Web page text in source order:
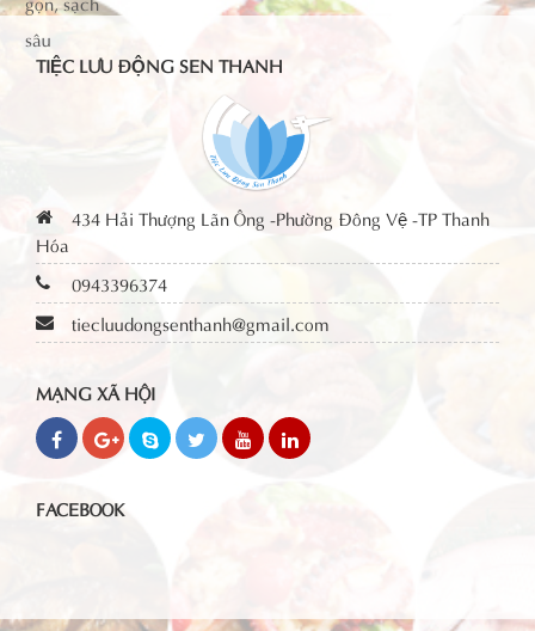
TIỆC LƯU ĐỘNG SEN THANH
434 Hải Thượng Lãn Ông -Phường Đông Vệ -TP Thanh
Hóa
0943396374
tiecluudongsenthanh@gmail.com
MẠNG XÃ HỘI
FACEBOOK